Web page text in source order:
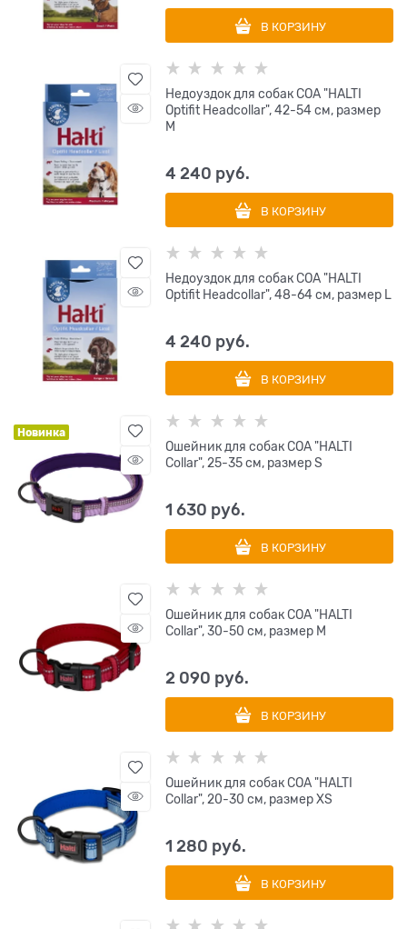
В КОРЗИНУ
Недоуздок для собак COA "HALTI
Optifit Headcollar", 42-54 см, размер
M
4 240 руб.
В КОРЗИНУ
Недоуздок для собак COA "HALTI
Optifit Headcollar", 48-64 см, размер L
4 240 руб.
В КОРЗИНУ
Новинка
Ошейник для собак COA "HALTI
Collar", 25-35 см, размер S
1 630 руб.
В КОРЗИНУ
Ошейник для собак COA "HALTI
Collar", 30-50 см, размер M
2 090 руб.
В КОРЗИНУ
Ошейник для собак COA "HALTI
Collar", 20-30 см, размер XS
1 280 руб.
В КОРЗИНУ